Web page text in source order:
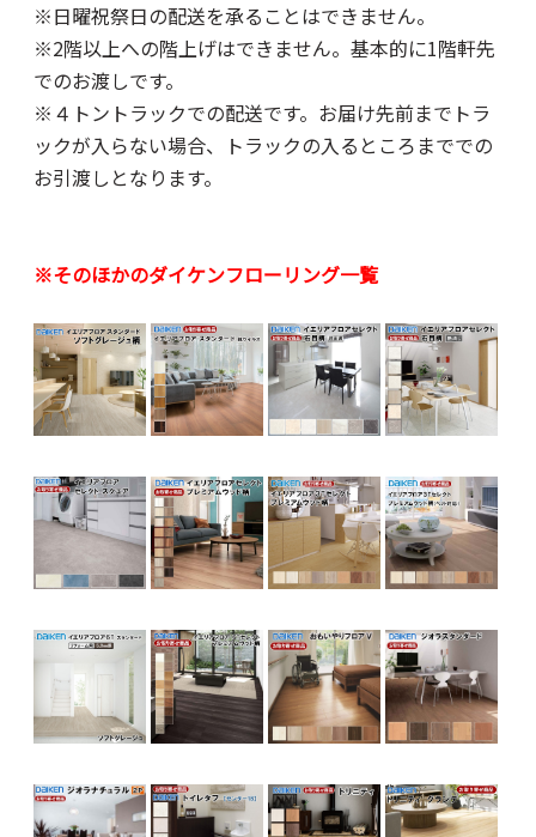
※日曜祝祭日の配送を承ることはできません。
※2階以上への階上げはできません。基本的に1階軒先
でのお渡しです。
※４トントラックでの配送です。お届け先前までトラ
ックが入らない場合、トラックの入るところまででの
お引渡しとなります。
※そのほかのダイケンフローリング一覧